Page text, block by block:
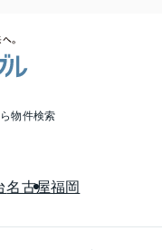
物件検索
名古屋福岡